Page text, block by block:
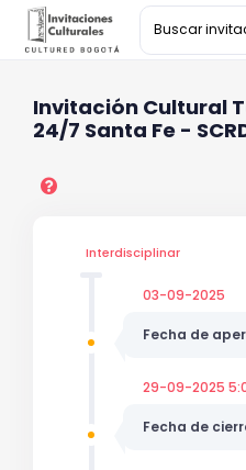
Invitación Cultural
24/7 Santa Fe -
Interdisciplinar
03-09-2025
Fecha de
29-09-2025
Fecha de